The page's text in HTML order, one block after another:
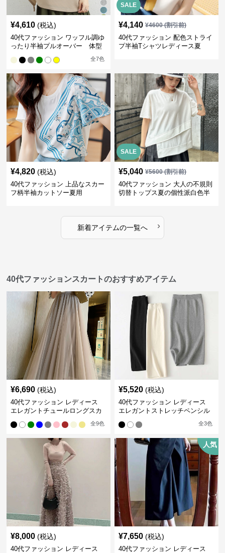
¥4,610 (税込)
40代ファッション ワッフル調ゆ
ったり半袖プルオーバー 体型
全7色
SALE
¥4,140 ¥4600(割引前)
40代ファッション 配色ストライ
プ半袖Tシャツレディース夏
¥4,820 (税込)
40代ファッション 上品なスカー
フ柄半袖カットソー夏用
SALE
¥5,040 ¥5600(割引前)
40代ファッション 大人の不規則
切替トップス夏の個性派白色半
新着アイテムの一覧へ ›
40代ファッションスカートのおすすめアイテム
¥6,690 (税込)
40代ファッション レディース
エレガントチュールロングスカ
全9色
¥5,520 (税込)
40代ファッション レディース
エレガントストレッチペンシル
全3色
¥8,000 (税込)
40代ファッション レディース
人気
¥7,650 (税込)
40代ファッション レディース